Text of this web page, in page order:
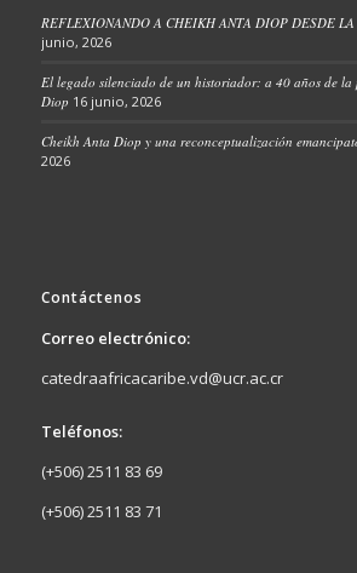
REFLEXIONANDO A CHEIKH ANTA DIOP DESDE
junio, 2026
El legado silenciado de un historiador: a 40 años de la
Diop 16 junio, 2026
Cheikh Anta Diop y una reconceptualización
2026
Contáctenos
Correo electrónico:
catedraafricacaribe.vd@ucr.ac.cr
Teléfonos:
(+506) 2511 83 69
(+506) 2511 83 71